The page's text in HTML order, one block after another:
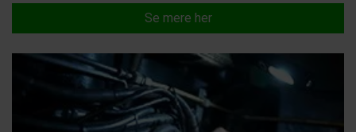
Se mere her